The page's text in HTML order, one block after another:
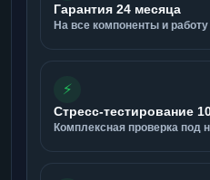
Гарантия 24 месяца
На все компоненты и работу
⚡
Стресс-тестирование
Комплексная проверка под